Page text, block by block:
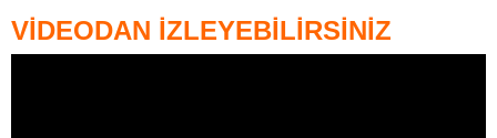
VİDEODAN İZLEYEBİLİRSİNİZ